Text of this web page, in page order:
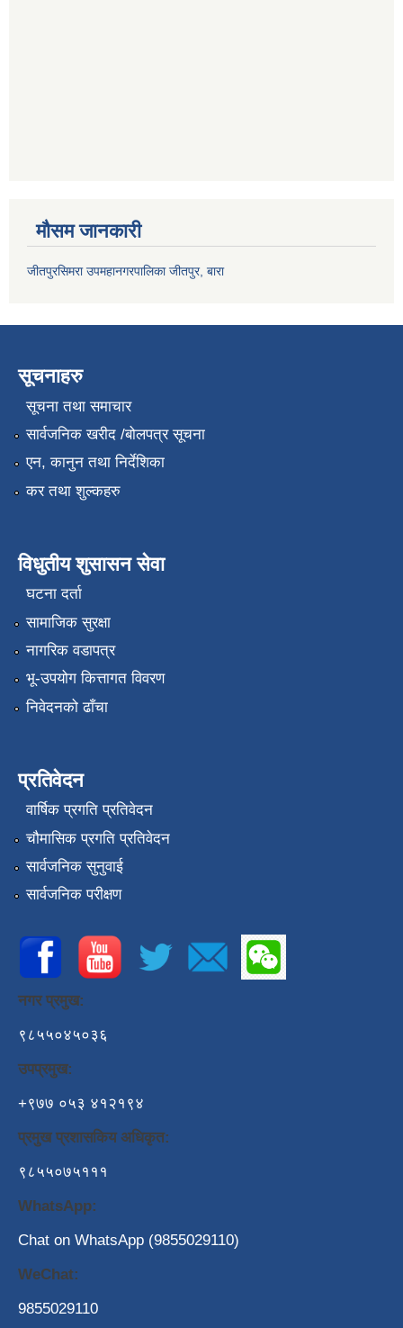
मौसम जानकारी
जीतपुरसिमरा उपमहानगरपालिका जीतपुर, बारा
सूचनाहरु
सूचना तथा समाचार
सार्वजनिक खरीद /बोलपत्र सूचना
एन, कानुन तथा निर्देशिका
कर तथा शुल्कहरु
विधुतीय शुसासन सेवा
घटना दर्ता
सामाजिक सुरक्षा
नागरिक वडापत्र
भू-उपयोग कित्तागत विवरण
निवेदनको ढाँचा
प्रतिवेदन
वार्षिक प्रगति प्रतिवेदन
चौमासिक प्रगति प्रतिवेदन
सार्वजनिक सुनुवाई
सार्वजनिक परीक्षण
नगर प्रमुख:
९८५५०४५०३६
उपप्रमुख:
+९७७ ०५३ ४१२१९४
प्रमुख प्रशासकिय अधिकृत:
९८५५०७५१११
WhatsApp:
Chat on WhatsApp (9855029110)
WeChat:
9855029110